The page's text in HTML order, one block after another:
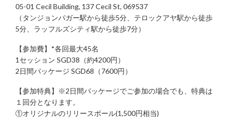
05-01 Cecil Building, 137 Cecil St, 069537
（タンジョンパガー駅から徒歩5分、テロックアヤ駅から徒歩
5分、ラッフルズシティ駅から徒歩7分）
【参加費】*各回最大45名
1セッション SGD38（約4200円）
2日間パッケージ SGD68（7600円）
【参加特典】※2日間パッケージでご参加の場合でも、特典は
１回分となります。
①オリジナルのリリースボール(1,500円相当)